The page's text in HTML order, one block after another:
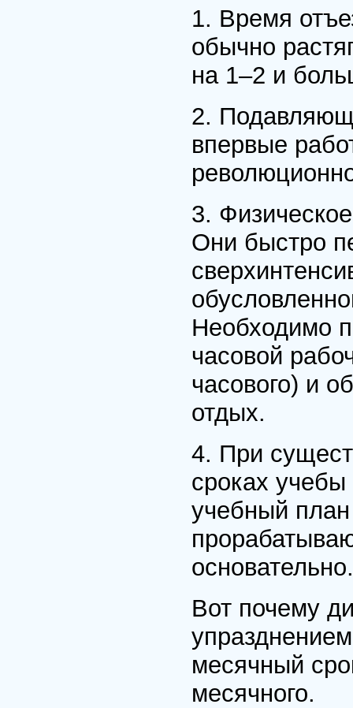
1. Время
обычно
на 1–2 и
2.
впервые
3.
Они быстро
Необходимо
часовой
часового) и
отдых.
4. При
сроках
учебный
основательно.
Вот почему
месячный
месячного.